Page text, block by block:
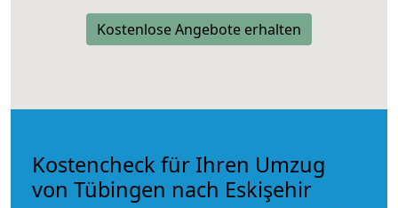
Kostenlose Angebote erhalten
Kostencheck für Ihren Umzug
von Tübingen nach Eskişehir